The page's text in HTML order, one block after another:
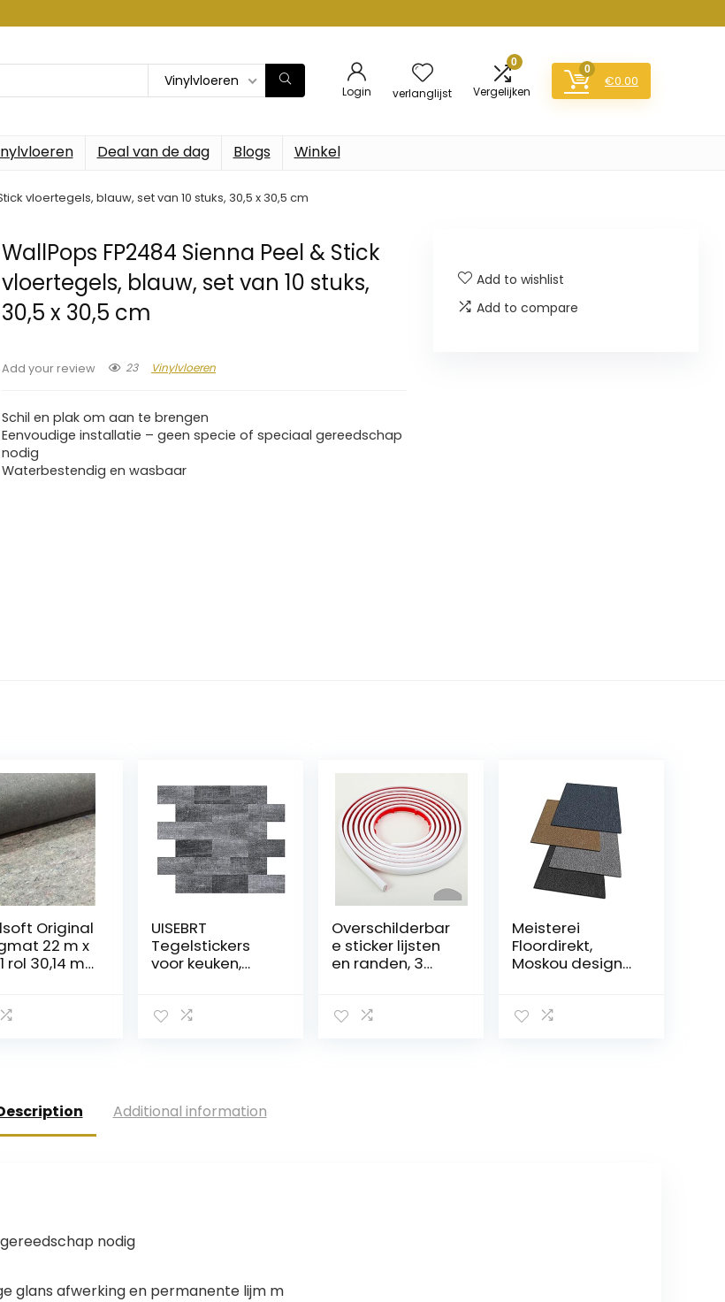
Vinylvloeren
Login verlanglijst
0
Vergelijken
0
€0.00
Deal van de dag Blogs Winkel
vloertegels, blauw, set van 10 stuks, 30,5 x 30,5 cm
WallPops FP2484 Sienna Peel & Stick
vloertegels, blauw, set van 10 stuks,
30,5 x 30,5 cm
Add your review 23 Vinylvloeren
Schil en plak om aan te brengen
Eenvoudige installatie – geen specie of speciaal gereedschap
nodig
Waterbestendig en wasbaar
Add to wishlist
Add to compare
Original
22 m x
rol 30,14 m²
UISEBRT
Tegelstickers
voor keuken,
em, pvc,
stuks,
tegeldecoratie,
Overschilderbar
e sticker lijsten
en randen, 3
vloer,
Meisterei
Floordirekt,
Moskou design
zelfliggend,
Additional information
nodig
glans afwerking en permanente lijm m